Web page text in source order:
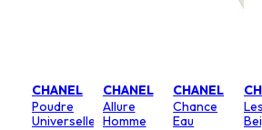
CHANEL
Poudre
Universelle
CHANEL
Allure
Homme
CHANEL
Chance
Eau
Les